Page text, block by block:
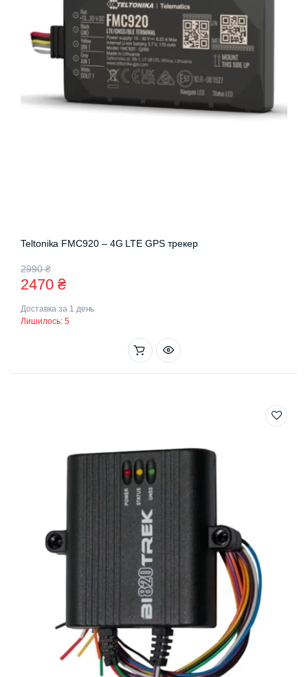
Teltonika FMC920 – 4G LTE GPS трекер
2990₴
Оригінальна
ціна:
2990 ₴.
2470 ₴
Поточна
ціна:
2470 ₴.
Доставка за 1 день
Лишилось: 5